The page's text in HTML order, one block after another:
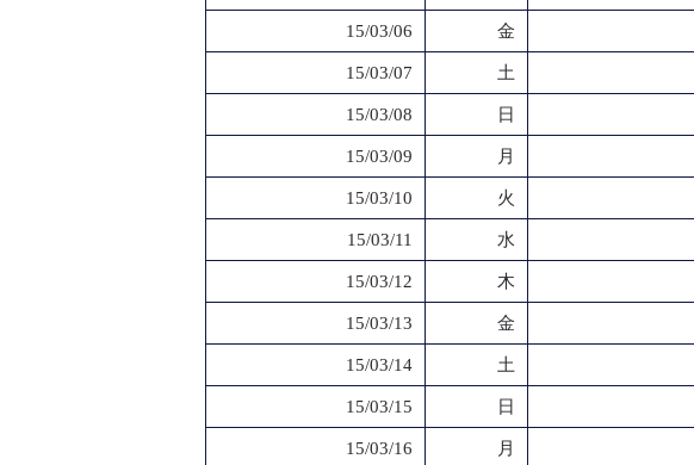
15/03/06 金
15/03/07 土
15/03/08 日
15/03/09 月
15/03/10 火
15/03/11 水
15/03/12 木
15/03/13 金
15/03/14 土
15/03/15 日
15/03/16 月